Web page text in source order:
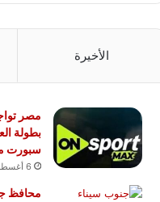
الأخيرة
مصر
بطولة
سبورت
6 أغسطس، 2026
محافظ